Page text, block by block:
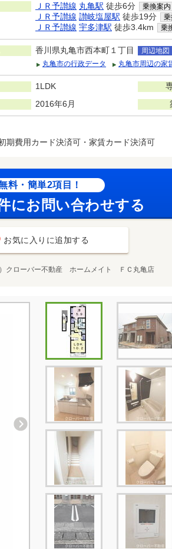
ＪＲ予讃線 丸亀駅 徒歩6分 乗換案内
ＪＲ予讃線 讃岐塩屋駅 徒歩19分 乗
ＪＲ予讃線 宇多津駅 徒歩3.4km 乗
香川県丸亀市西本町１丁目
周辺地図
丸亀市の行政データ
丸亀市周辺の家
1LDK
2016年6月
期費用カード決済可・家賃カード決済可
料・簡単2項目！
にお問い合わせする
お気に入りに追加する
）クローバー不動産 ホームメイト ＦＣ丸亀店